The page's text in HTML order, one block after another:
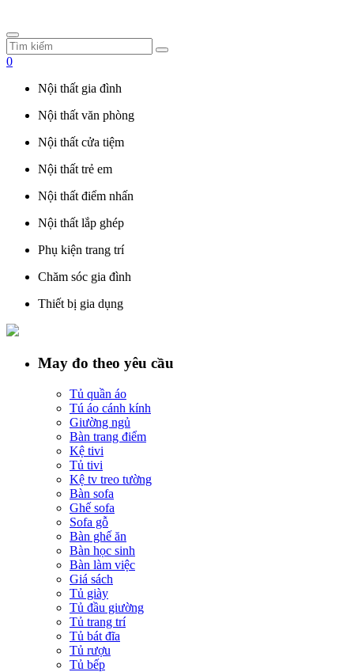
0
Nội thất gia đình
Nội thất văn phòng
Nội thất cửa tiệm
Nội thất trẻ em
Nội thất điểm nhấn
Nội thất lắp ghép
Phụ kiện trang trí
Chăm sóc gia đình
Thiết bị gia dụng
May đo theo yêu cầu
Tủ quần áo
Tú áo cánh kính
Giường ngủ
Bàn trang điểm
Kệ tivi
Tủ tivi
Kệ tv treo tường
Bàn sofa
Ghế sofa
Sofa gỗ
Bàn ghế ăn
Bàn học sinh
Bàn làm việc
Giá sách
Tủ giày
Tủ đầu giường
Tủ trang trí
Tủ bát đĩa
Tủ rượu
Tủ bếp